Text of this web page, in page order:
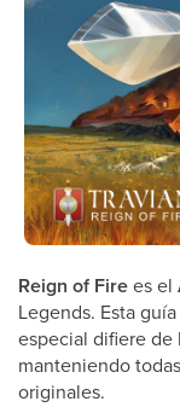
Reign of Firees el
Legends. Esta
especial difiere de
manteniendo
originales.